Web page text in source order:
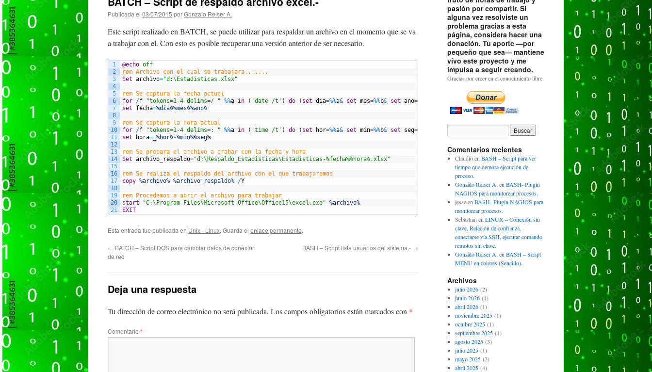
Publicada el 03/07/2015 porGonzalo Reiser A.
Este script realizado en BATCH, se puede utilizar para respaldar un archivo en el momento que se va
a trabajar con el. Con esto es posible recuperar una versión anterior de ser necesario.
1
2
3
4
5
6
7
8
9
10
11
12
13
14
15
16
17
18
19
20
21
@echo off
rem Archivo con el cual se trabajara.......
Set archivo="d:\Estadisticas.xlsx"
rem Se captura la fecha actual
for /f "tokens=1-4 delims=/ " %%a in ( 'date /t' ) do ( set dia=%%a& set mes=%%b& set ano=
set
fecha=%dia%%mes%%ano%
rem Se captura la hora actual
for /f "tokens=1-4 delims=: " %%a in ( 'time /t' ) do ( set hor=%%a& set min=%%b& set seg=
set
hora= %hor%-%min%%seg%
rem Se prepara el archivo a grabar con la fecha y hora
Set archivo respaldo="d:\Respaldo_Estadisticas\Estadisticas-%fecha%%hora%.xlsx"
rem Se realiza el respaldo del archivo con el que trabajaremos
copy %archivo% %archivo_respaldo% /Y
rem Procedemos a abrir el archivo para trabajar
start
"C:\Program Files\Microsoft Office\Office15\excel.exe" %archivo%
EXIT
Esta entrada fue publicada en Unix - Linux. Guarda el enlace permanente.
← BATCH – Script DOS para cambiar datos de conexión
de red
BASH – Script lista usuarios del sistema.- →
Deja una respuesta
Tu dirección de correo electrónico no será publicada. Los campos obligatorios están marcados con *
Comentario *
pasión por compartir. Si
alguna vez resolviste un
problema gracias a esta
página, considera hacer una
donación. Tu aporte —por
pequeño que sea— mantiene
vivo este proyecto y me
impulsa a seguir creando.
Gracias por creer en el conocimiento libre.
Comentarios recientes
Claudioen BASH – Script para ver
tiempo que demora ejecución de
proceso.
Gonzalo Reiser A. en BASH- Plugin
NAGIOS para monitorear procesos.
jesseen BASH- Plugin NAGIOS para
monitorear procesos.
Sebastian en LINUX – Conexión sin
clave, Relación de confianza,
conectarse vía SSH, ejecutar comando
remotos sin clave.
Gonzalo Reiser A. en BASH – Script
MENU en colores (Sencillo).
Archivos
julio 2026(2)
junio 2026(1)
abril 2026(1)
noviembre 2025(1)
octubre 2025(1)
septiembre 2025(1)
agosto 2025(3)
julio 2025(1)
mayo 2025(2)
abril 2025(4)